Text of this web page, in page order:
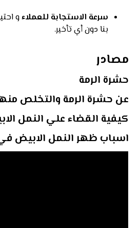
سرعة الاستجابة للعملاءو
بنا دون أي تأخير.
مصادر
حشرة الرمة
عن حشرة الرمة والتخلص
كيفية القضاء علي النمل
اسباب ظهر النمل الابيض